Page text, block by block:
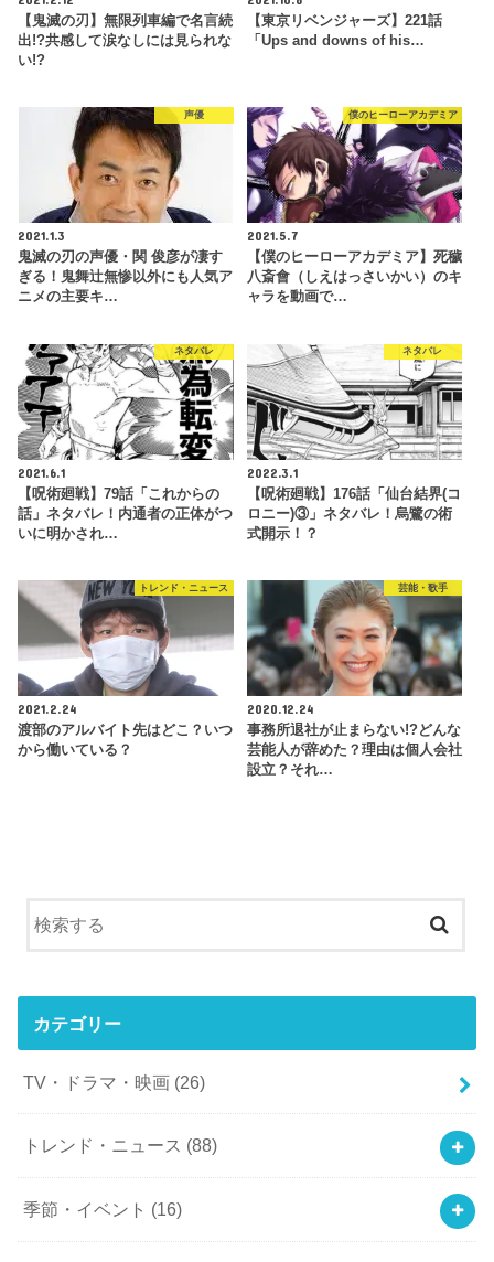
【鬼滅の刃】無限列車編で名言続
出!?共感して涙なしには見られな
い!?
【東京リベンジャーズ】221話
「Ups and downs of his…
声優
2021.1.3
鬼滅の刃の声優・関 俊彦が凄す
ぎる！鬼舞辻無惨以外にも人気ア
ニメの主要キ…
僕のヒーローアカデミア
2021.5.7
【僕のヒーローアカデミア】死穢
八斎會（しえはっさいかい）のキ
ャラを動画で…
ネタバレ
2021.6.1
【呪術廻戦】79話「これからの
話」ネタバレ！内通者の正体がつ
いに明かされ…
ネタバレ
2022.3.1
【呪術廻戦】176話「仙台結界(コ
ロニー)③」ネタバレ！烏鷺の術
式開示！？
トレンド・ニュース
2021.2.24
渡部のアルバイト先はどこ？いつ
から働いている？
芸能・歌手
2020.12.24
事務所退社が止まらない!?どんな
芸能人が辞めた？理由は個人会社
設立？それ…
カテゴリー
TV・ドラマ・映画 (26)
トレンド・ニュース (88)
季節・イベント (16)